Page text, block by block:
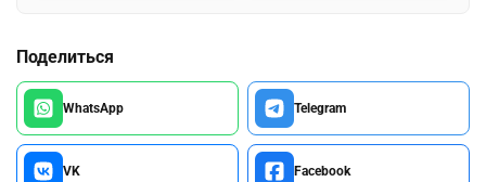
Поделиться
WhatsApp Telegram
VK Facebook